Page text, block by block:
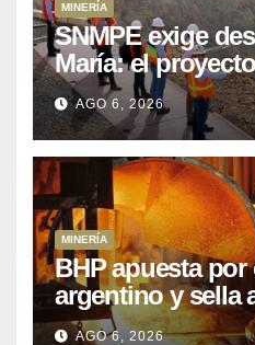
MINERÍA
SNMPE exige
María: el
que Perú lleva 15
posponiendo
AGO 6, 2026
MINERÍA
BHP apuesta por
argentino y sella
Kobrea para
AGO 6, 2026